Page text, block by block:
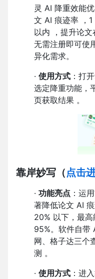
灵 AI 降重效能
文 AI 痕迹率 ，
以内 ，提升论文
无需注册即可使
异化需求。
· 使用方式 ：打
选定降重功能，
页获取结果 。
靠岸妙写 （点击
· 功能亮点 ：运
著降低论文 AI
20% 以下，最
95%。软件自带
网、格子达三个
测 。
· 使用方式 ：进